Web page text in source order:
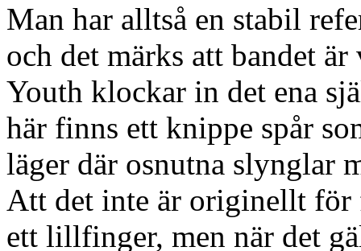
Man har alltså en stabil
och det märks att bandet
Youth klockar in det ena
här finns ett knippe spår
läger där osnutna slynglar
Att det inte är originellt för
ett lillfinger, men när det